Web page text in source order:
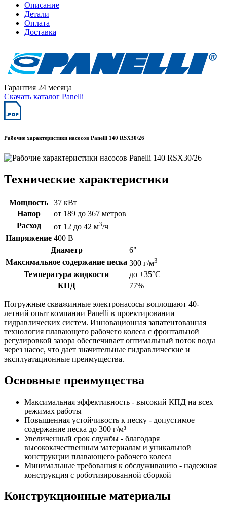
Описание
Детали
Оплата
Доставка
Гарантия 24 месяца
Скачать каталог Panelli
Рабочие характеристики насосов Panelli 140 RSX30/26
Технические характеристики
Мощность
37 кВт
Напор
от 189 до 367 метров
Расход
от 12 до 42 м3/ч
Напряжение 400 В
Диаметр
6"
Максимальное содержание песка 300 г/м3
Температура жидкости
до +35°C
КПД
77%
Погружные скважинные электронасосы воплощают 40-
летний опыт компании Panelli в проектировании
гидравлических систем. Инновационная запатентованная
технология плавающего рабочего колеса с фронтальной
регулировкой зазора обеспечивает оптимальный поток воды
через насос, что дает значительные гидравлические и
эксплуатационные преимущества.
Основные преимущества
Максимальная эффективность - высокий КПД на всех
режимах работы
Повышенная устойчивость к песку - допустимое
содержание песка до 300 г/м³
Увеличенный срок службы - благодаря
высококачественным материалам и уникальной
конструкции плавающего рабочего колеса
Минимальные требования к обслуживанию - надежная
конструкция с роботизированной сборкой
Конструкционные материалы